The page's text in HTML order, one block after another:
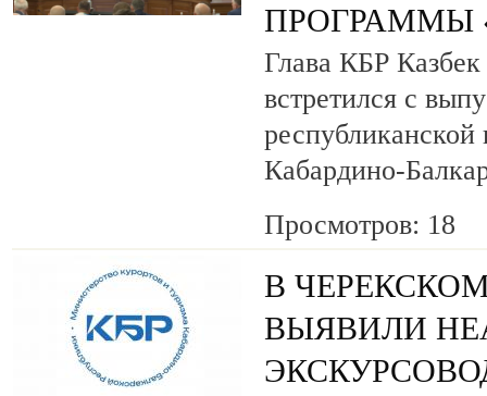
ПРОГРАММЫ
Глава КБР Казбек
встретился с
Кабардино-
Просмотров: 18
В
ВЫЯВИЛИ